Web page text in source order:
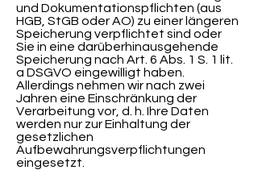
und Dokumentationspflichten (aus
HGB, StGB oder AO) zu einer längeren
Speicherung verpflichtet sind oder
Sie in eine darüberhinausgehende
Speicherung nach Art. 6 Abs. 1 S. 1 lit.
a DSGVO eingewilligt haben.
Allerdings nehmen wir nach zwei
Jahren eine Einschränkung der
Verarbeitung vor, d. h. Ihre Daten
werden nur zur Einhaltung der
gesetzlichen
Aufbewahrungsverpflichtungen
eingesetzt.